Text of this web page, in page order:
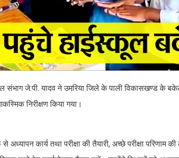
संभाग जे.पी. यादव ने उमरिया जिले के पाली विकासखण्ड के
निरीक्षण किया गया।
कार्य तथा परीक्षा की तैयारी, अच्छे परीक्षा परिणाम की